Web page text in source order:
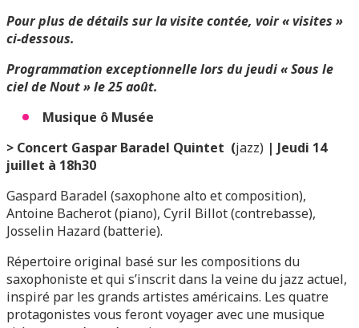
Pour plus de détails sur la visite contée, voir « visites »
ci-dessous.
Programmation exceptionnelle lors du jeudi « Sous le
ciel de Nout » le 25 août.
Musique ô Musée
> Concert Gaspar Baradel Quintet (jazz) | Jeudi 14
juillet à 18h30
Gaspard Baradel (saxophone alto et composition),
Antoine Bacherot (piano), Cyril Billot (contrebasse),
Josselin Hazard (batterie).
Répertoire original basé sur les compositions du
saxophoniste et qui s’inscrit dans la veine du jazz actuel,
inspiré par les grands artistes américains. Les quatre
protagonistes vous feront voyager avec une musique